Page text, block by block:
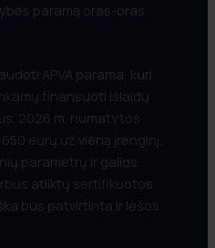
paramą oras-oras
APVA parama, kuri
finansuoti išlaidų
2026 m. numatytos
eurų už vieną įrenginį,
parametrų ir galios.
atliktų sertifikuotos
bus patvirtinta ir lėšos